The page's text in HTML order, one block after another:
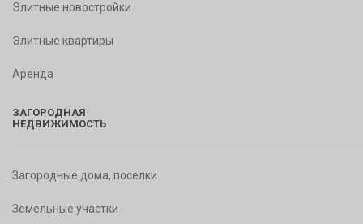
Элитные новостройки
Элитные квартиры
Аренда
ЗАГОРОДНАЯ
НЕДВИЖИМОСТЬ
Загородные дома, поселки
Земельные участки